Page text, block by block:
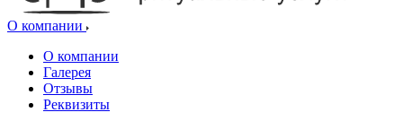
О компании
О компании
Галерея
Отзывы
Реквизиты